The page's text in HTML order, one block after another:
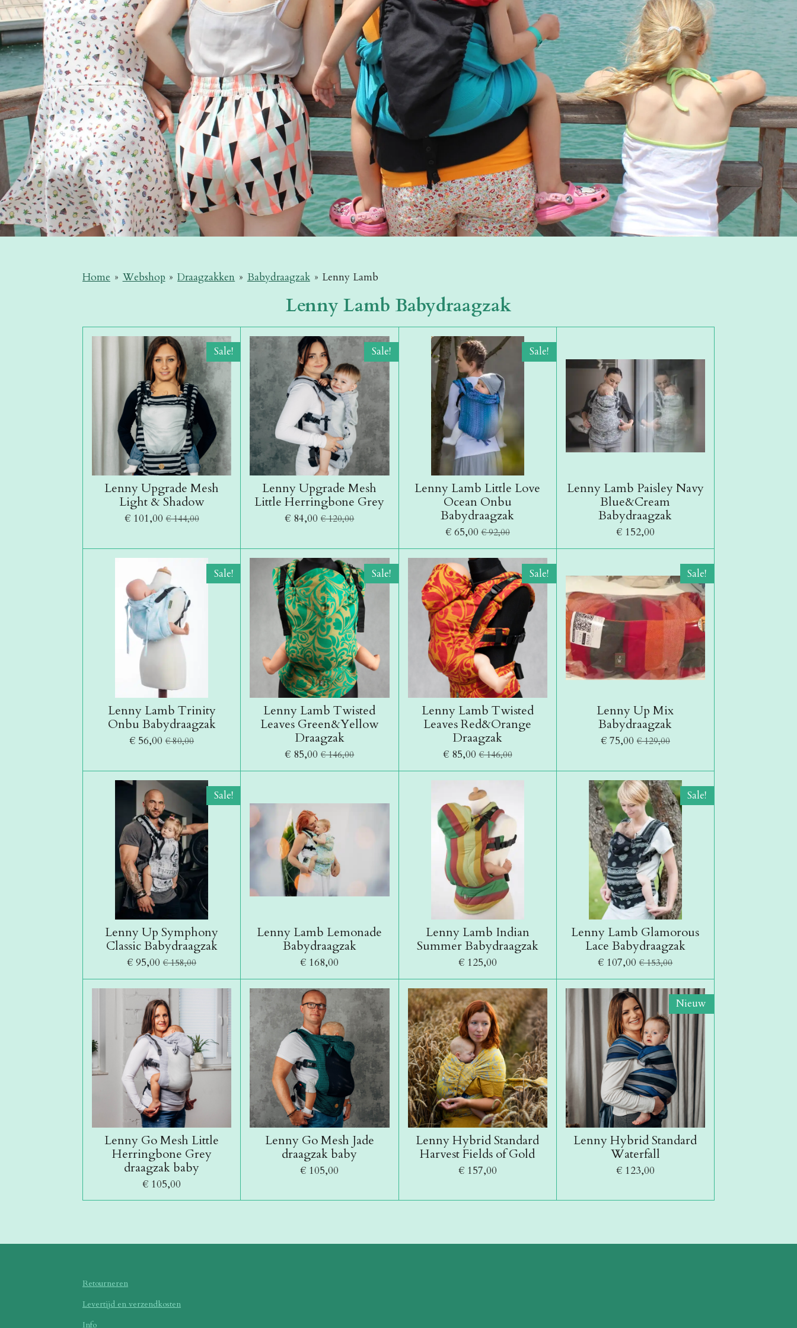
Home » Webshop » Draagzakken » Babydraagzak » Lenny Lamb
Lenny Lamb Babydraagzak
Sale!
Lenny Upgrade Mesh
Light & Shadow
€ 101,00 € 144,00
Sale!
Lenny Upgrade Mesh
Little Herringbone Grey
€ 84,00 € 120,00
Sale!
Lenny Lamb Little Love
Ocean Onbu
Babydraagzak
€ 65,00 € 92,00
Lenny Lamb Paisley Navy
Blue&Cream
Babydraagzak
€ 152,00
Sale!
Lenny Lamb Trinity
Onbu Babydraagzak
€ 56,00 € 80,00
Sale!
Lenny Lamb Twisted
Leaves Green&Yellow
Draagzak
€ 85,00 € 146,00
Sale!
Lenny Lamb Twisted
Leaves Red&Orange
Draagzak
€ 85,00 € 146,00
Sale!
Lenny Up Mix
Babydraagzak
€ 75,00 € 129,00
Sale!
Lenny Up Symphony
Classic Babydraagzak
€ 95,00 € 158,00
Lenny Lamb Lemonade
Babydraagzak
€ 168,00
Lenny Lamb Indian
Summer Babydraagzak
€ 125,00
Sale!
Lenny Lamb Glamorous
Lace Babydraagzak
€ 107,00 € 153,00
Lenny Go Mesh Little
Herringbone Grey
draagzak baby
€ 105,00
Lenny Go Mesh Jade
draagzak baby
€ 105,00
Lenny Hybrid Standard
Harvest Fields of Gold
€ 157,00
Nieuw
Lenny Hybrid Standard
Waterfall
€ 123,00
Retourneren
Levertijd en verzendkosten
Info